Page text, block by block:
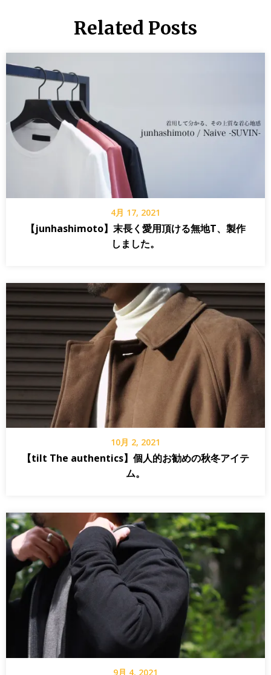
Related Posts
4月 17, 2021
【junhashimoto】末長く愛用頂ける無地T、製作
しました。
10月 2, 2021
【tilt The authentics】個人的お勧めの秋冬アイテ
ム。
9月 4, 2021